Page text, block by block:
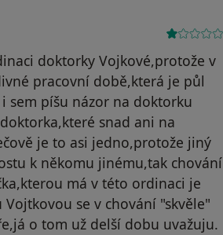
doktorky Vojkové,protože v
pracovní době,která je půl
sem píšu názor na doktorku
snad ani na
je to asi jedno,protože jiný
k někomu jinému,tak chování
má v této ordinaci je
se v chování "skvěle"
o tom už delší dobu uvažuju.